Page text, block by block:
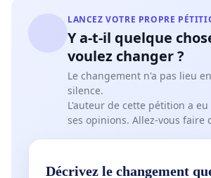
LANCEZ VOTRE PROPRE
Y a-t-il quelque
voulez changer ?
Le changement n'a pas lieu
silence.
L'auteur de cette pétition a
ses opinions. Allez-vous faire
Décrivez le changement